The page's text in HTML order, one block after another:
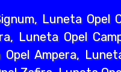
Luneta Opel
Luneta Opel
Ampera,